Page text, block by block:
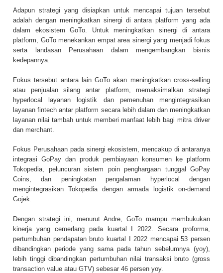
Adapun strategi yang disiapkan untuk mencapai tujuan tersebut
adalah dengan meningkatkan sinergi di antara platform yang ada
dalam ekosistem GoTo. Untuk meningkatkan sinergi di antara
platform, GoTo menekankan empat area sinergi yang menjadi fokus
serta landasan Perusahaan dalam mengembangkan bisnis
kedepannya.
Fokus tersebut antara lain GoTo akan meningkatkan cross-selling
atau penjualan silang antar platform, memaksimalkan strategi
hyperlocal layanan logistik dan pemenuhan mengintegrasikan
layanan fintech antar platform secara lebih dalam dan meningkatkan
layanan nilai tambah untuk memberi manfaat lebih bagi mitra driver
dan merchant.
Fokus Perusahaan pada sinergi ekosistem, mencakup di antaranya
integrasi GoPay dan produk pembiayaan konsumen ke platform
Tokopedia, peluncuran sistem poin penghargaan tunggal GoPay
Coins, dan peningkatan pengalaman hyperlocal dengan
mengintegrasikan Tokopedia dengan armada logistik on-demand
Gojek.
Dengan strategi ini, menurut Andre, GoTo mampu membukukan
kinerja yang cemerlang pada kuartal I 2022. Secara proforma,
pertumbuhan pendapatan bruto kuartal I 2022 mencapai 53 persen
dibandingkan periode yang sama pada tahun sebelumnya (yoy),
lebih tinggi dibandingkan pertumbuhan nilai transaksi bruto (gross
transaction value atau GTV) sebesar 46 persen yoy.